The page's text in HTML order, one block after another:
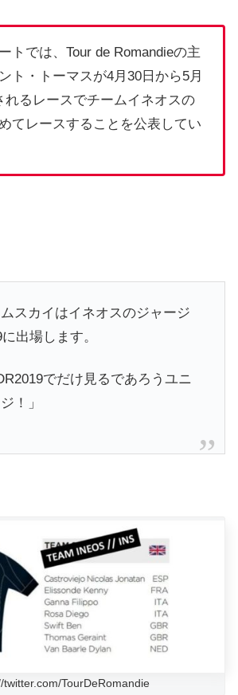
トでは、Tour de Romandieの主
ト・トーマスが4月30日から5月
れるレースでチームイネオスの
てレースすることを公表してい
ムスカイはイネオスのジャージ
出場します。
でだけ見るであろうユニ
！」
twitter.com/TourDeRomandie